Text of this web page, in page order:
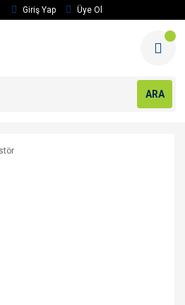
Giriş Yap Üye Ol
ARA